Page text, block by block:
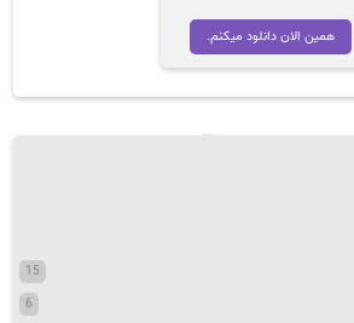
همین الان دانلود میکنم.
15
6